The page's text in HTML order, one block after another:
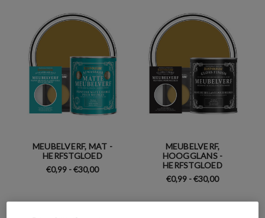
MEUBELVERF, MAT -
HERFSTGLOED
€0,99 - €30,00
MEUBELVERF,
HOOGGLANS -
HERFSTGLOED
€0,99 - €30,00